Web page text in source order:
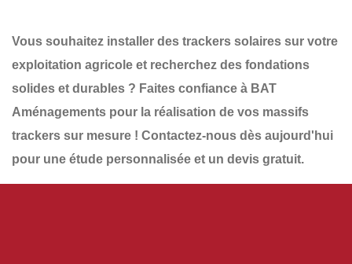
Vous souhaitez installer des trackers solaires sur votre
exploitation agricole et recherchez des fondations
solides et durables ? Faites confiance à BAT
Aménagements pour la réalisation de vos massifs
trackers sur mesure ! Contactez-nous dès aujourd'hui
pour une étude personnalisée et un devis gratuit.